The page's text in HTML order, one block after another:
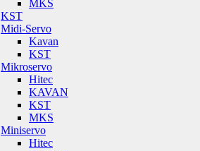
MKS
KST
Midi-Servo
Kavan
KST
Mikroservo
Hitec
KAVAN
KST
MKS
Miniservo
Hitec